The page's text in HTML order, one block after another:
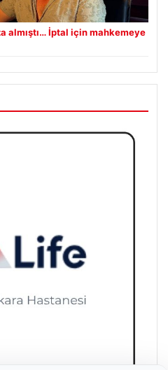
almıştı… İptal için mahkemeye